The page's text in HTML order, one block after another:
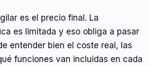
es el precio final. La
es limitada y eso obliga a pasar
entender bien el coste real, las
funciones van incluidas en cada